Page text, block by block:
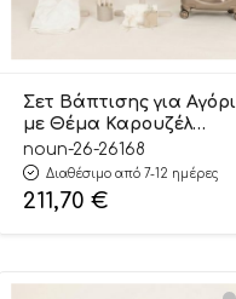
Σετ Βάπτισης για Αγόρι
με Θέμα Καρουζέλ
Μπεζ-Offwhite 26168
noun-26-26168
Διαθέσιμο από 7-12 ημέρες
211,70 €